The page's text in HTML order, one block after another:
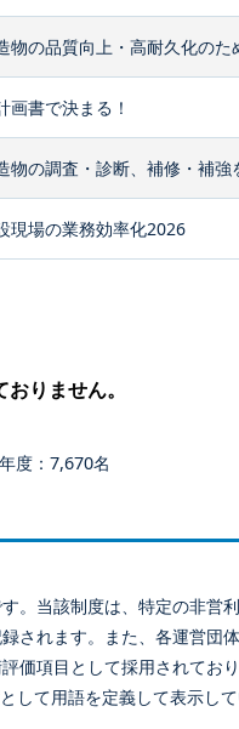
物の品質向上・高耐久化のた
画書で決まる！
物の調査・診断、補修・補強
現場の業務効率化2026
りません。
：7,670名
当該制度は、特定の非営
れます。また、各運営団
項目として採用されてお
て用語を定義して表示して